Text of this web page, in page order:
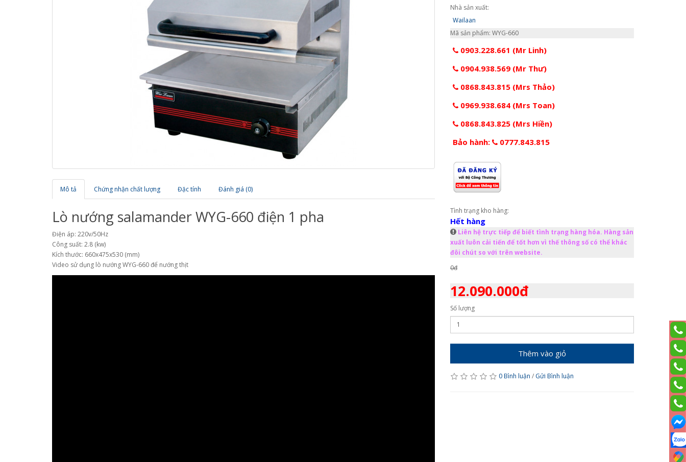
Mô tả Chứng nhận chất lượng Đặc tính Đánh giá (0)
Lò nướng salamander WYG-660 điện 1 pha
Điện áp: 220v/50Hz
Công suất: 2.8 (kw)
Kích thước: 660x475x530 (mm)
Video sử dụng lò nướng WYG-660 để nướng thịt
Nhà sản xuất:
Wailaan
Mã sản phẩm: WYG-660
0903.228.661 (Mr Linh)
0904.938.569 (Mr Thư)
0868.843.815 (Mrs Thảo)
0969.938.684 (Mrs Toan)
0868.843.825 (Mrs Hiền)
Bảo hành:
0777.843.815
Tình trạng kho hàng:
Hết hàng
Liên hệ trực tiếp để biết tình trạng hàng hóa. Hàng sản
xuất luôn cải tiến để tốt hơn vì thế thông số có thể khác
đôi chút so với trên website.
0đ
12.090.000đ
Số lượng
Thêm vào giỏ
0 Bình luận / Gửi Bình luận